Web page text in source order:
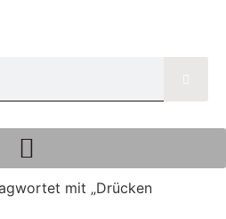
mit „Drücken